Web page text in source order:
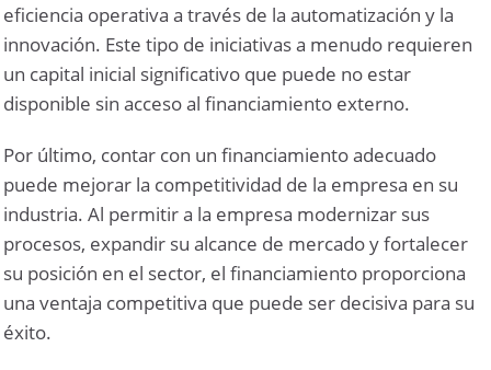
eficiencia operativa a través de la automatización y la
innovación. Este tipo de iniciativas a menudo requieren
un capital inicial significativo que puede no estar
disponible sin acceso al financiamiento externo.
Por último, contar con un financiamiento adecuado
puede mejorar la competitividad de la empresa en su
industria. Al permitir a la empresa modernizar sus
procesos, expandir su alcance de mercado y fortalecer
su posición en el sector, el financiamiento proporciona
una ventaja competitiva que puede ser decisiva para su
éxito.